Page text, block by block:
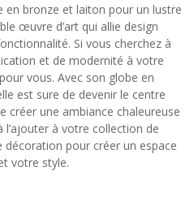
en bronze et laiton pour un lustre
œuvre d’art qui allie design
Si vous cherchez à
et de modernité à votre
vous. Avec son globe en
est sure de devenir le centre
créer une ambiance chaleureuse
l’ajouter à votre collection de
pour créer un espace
votre style.